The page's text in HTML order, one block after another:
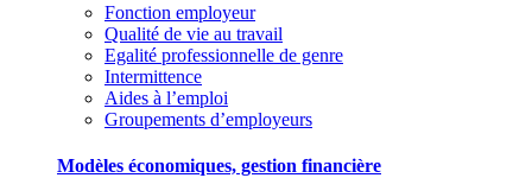
Fonction employeur
Qualité de vie au travail
Egalité professionnelle de genre
Intermittence
Aides à l’emploi
Groupements d’employeurs
Modèles économiques, gestion financière